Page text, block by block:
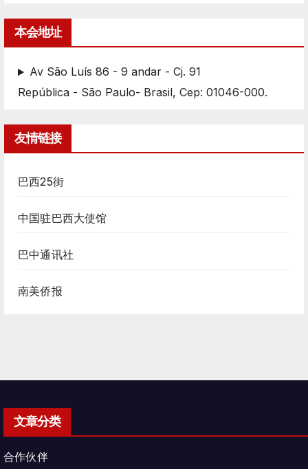
本会地址
Av São Luís 86 - 9 andar - Cj. 91
República - São Paulo- Brasil, Cep: 01046-000.
友情链接
巴西25街
中国驻巴西大使馆
巴中通讯社
南美侨报
文章分类
合作伙伴